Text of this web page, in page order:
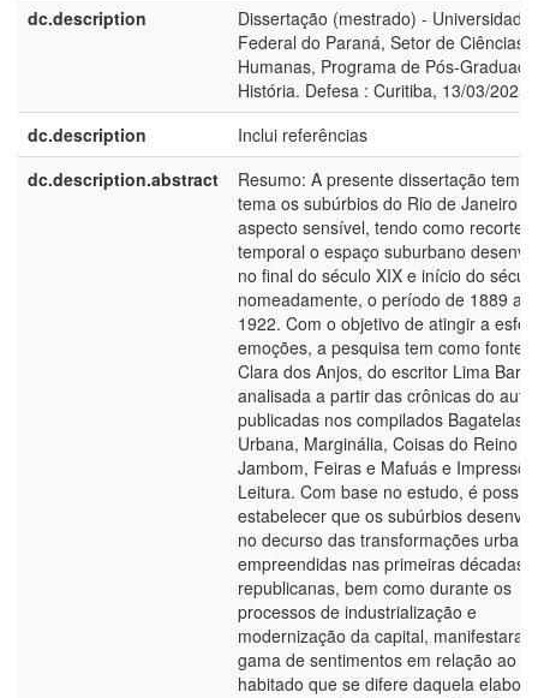
dc.description
Dissertação (mestrado) - Universidade
Federal do Paraná, Setor de Ciências
Humanas, Programa de Pós-
História. Defesa : Curitiba, 13/03/2025
dc.description
Inclui referências
dc.description.abstract
Resumo: A presente dissertação tem
tema os subúrbios do Rio de Janeiro
aspecto sensível, tendo como recorte
temporal o espaço suburbano
no final do século XIX e início do
nomeadamente, o período de 1889 até
1922. Com o objetivo de atingir a
emoções, a pesquisa tem como fonte
Clara dos Anjos, do escritor Lima
analisada a partir das crônicas do autor
publicadas nos compilados Bagatelas,
Urbana, Marginália, Coisas do Reino
Jambom, Feiras e Mafuás e
Leitura. Com base no estudo, é
estabelecer que os subúrbios
no decurso das transformações
empreendidas nas primeiras décadas
republicanas, bem como durante os
processos de industrialização e
modernização da capital,
gama de sentimentos em relação ao
habitado que se difere daquela